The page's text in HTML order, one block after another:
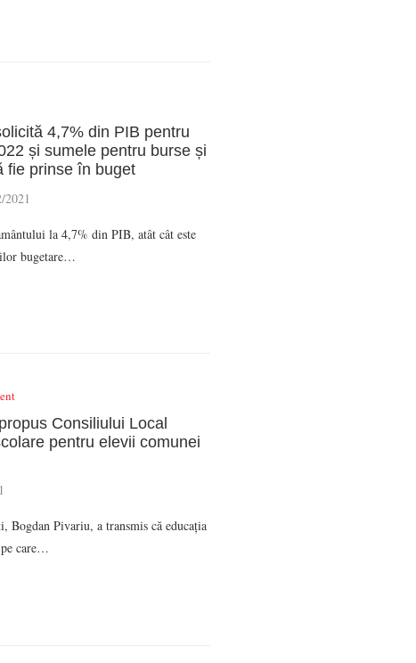
4,7% din PIB pentru
și sumele pentru burse și
fie prinse în buget
2021
la 4,7% din PIB, atât cât este
bugetare…
Consiliului Local
pentru elevii comunei
Bogdan Pivariu, a transmis că educația
pe care…